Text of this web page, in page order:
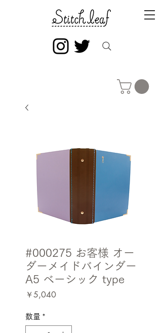
#000275 お客様 オー
ダーメイドバインダー
A5 ベーシック type
￥5,040価
数量 *